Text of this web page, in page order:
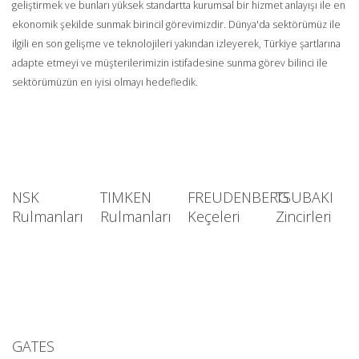
geliştirmek ve bunları yüksek standartta kurumsal bir hizmet anlayışı ile en
ekonomik şekilde sunmak birincil görevimizdir. Dünya'da sektörümüz ile
ilgili en son gelişme ve teknolojileri yakından izleyerek, Türkiye şartlarına
adapte etmeyi ve müşterilerimizin istifadesine sunma görev bilinci ile
sektörümüzün en iyisi olmayı hedefledik.
NSK
Rulmanları
TIMKEN
Rulmanları
FREUDENBERG
Keçeleri
TSUBAKI
Zincirleri
GATES